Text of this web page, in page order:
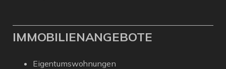
IMMOBILIENANGEBOTE
Eigentumswohnungen